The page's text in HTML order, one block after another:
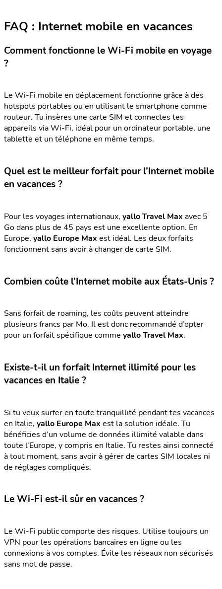
FAQ : Internet mobile en vacances
Comment fonctionne le Wi-Fi mobile en voyage
?
Le Wi-Fi mobile en déplacement fonctionne grâce à des
hotspots portables ou en utilisant le smartphone comme
routeur. Tu insères une carte SIM et connectes tes
appareils via Wi-Fi, idéal pour un ordinateur portable, une
tablette et un téléphone en même temps.
Quel est le meilleur forfait pour l’Internet mobile
en vacances ?
Pour les voyages internationaux, yallo Travel Max avec 5
Go dans plus de 45 pays est une excellente option. En
Europe, yallo Europe Max est idéal. Les deux forfaits
fonctionnent sans avoir à changer de carte SIM.
Combien coûte l’Internet mobile aux États-Unis ?
Sans forfait de roaming, les coûts peuvent atteindre
plusieurs francs par Mo. Il est donc recommandé d’opter
pour un forfait spécifique comme yallo Travel Max.
Existe-t-il un forfait Internet illimité pour les
vacances en Italie ?
Si tu veux surfer en toute tranquillité pendant tes vacances
en Italie, yallo Europe Max est la solution idéale. Tu
bénéficies d’un volume de données illimité valable dans
toute l’Europe, y compris en Italie. Tu restes ainsi connecté
à tout moment, sans avoir à gérer de cartes SIM locales ni
de réglages compliqués.
Le Wi-Fi est-il sûr en vacances ?
Le Wi-Fi public comporte des risques. Utilise toujours un
VPN pour les opérations bancaires en ligne ou les
connexions à vos comptes. Évite les réseaux non sécurisés
sans mot de passe.